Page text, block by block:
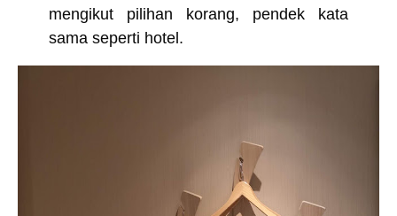
mengikut pilihan korang, pendek kata
sama seperti hotel.